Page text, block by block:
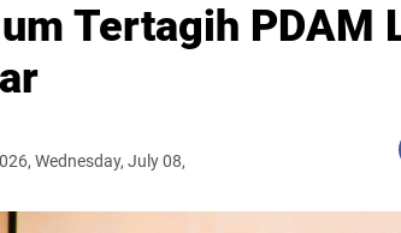
Tertagih PDAM
Wednesday, July 08,